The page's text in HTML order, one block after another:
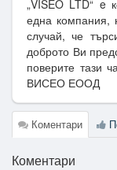
„VISEO LTD“ e
една компания,
случай, че
доброто Ви
поверите тази
ВИСЕО ЕООД
Коментари
Коментари